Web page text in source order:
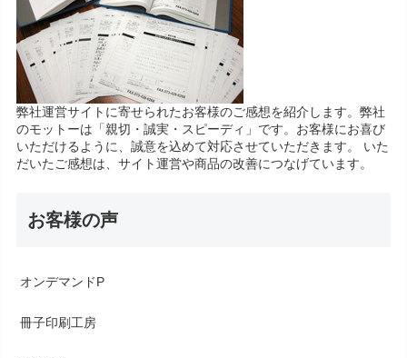
弊社運営サイトに寄せられたお客様のご感想を紹介します。弊社
のモットーは「親切・誠実・スピーディ」です。お客様にお喜び
いただけるように、誠意を込めて対応させていただきます。 いた
だいたご感想は、サイト運営や商品の改善につなげています。
お客様の声
オンデマンドP
冊子印刷工房